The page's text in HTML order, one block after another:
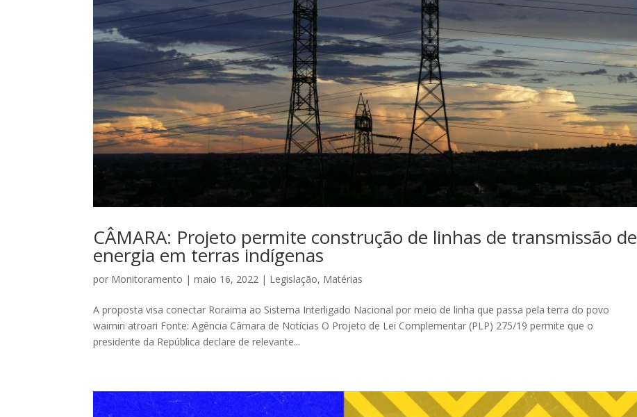
CÂMARA: Projeto permite construção de linhas de transmissão de
energia em terras indígenas
por Monitoramento |maio 16, 2022 | Legislação, Matérias
A proposta visa conectar Roraima ao Sistema Interligado Nacional por meio de linha que passa pela terra do povo
waimiri atroari Fonte: Agência Câmara de Notícias O Projeto de Lei Complementar (PLP) 275/19 permite que o
presidente da República declare de relevante...